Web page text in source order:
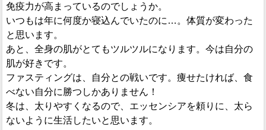
免疫力が高まっているのでしょうか。
いつもは年に何度か寝込んでいたのに…。体質が変わった
と思います。
あと、全身の肌がとてもツルツルになります。今は自分の
肌が好きです。
ファスティングは、自分との戦いです。痩せたければ、食
べない自分に勝つしかありません！
冬は、太りやすくなるので、エッセンシアを頼りに、太ら
ないように生活したいと思います。